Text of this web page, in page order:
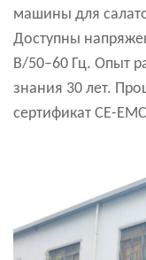
машины для
Доступны
В/50–60 Гц. Опыт
знания 30 лет.
сертификат CE-